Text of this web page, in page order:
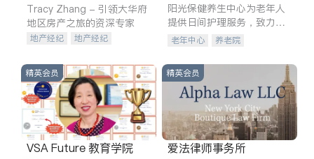
Tracy Zhang - 引领大华府
地区房产之旅的资深专家
地产经纪
地产经纪
商铺租售
开发商建商
阳光保健养生中心为老年人
提供日间护理服务，致力于
通过持续的护理创新来有效
老年中心 养老院
精英会员
VSA Future 教育学院
精英会员
爱法律师事务所